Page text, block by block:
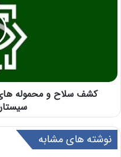
کشف سلاح و محموله
نوشته های مشابه